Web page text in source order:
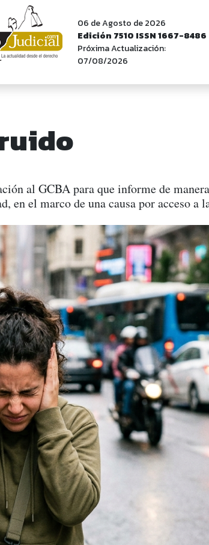
06 de Agosto de 2026
Edición 7510 ISSN 1667-8486
Próxima Actualización:
07/08/2026
al GCBA para que informe de
en el marco de una causa por acceso a